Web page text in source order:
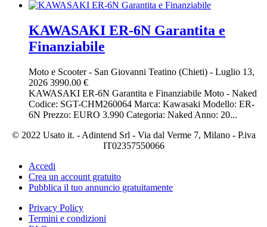
KAWASAKI ER-6N Garantita e
Finanziabile
Moto e Scooter- San Giovanni Teatino (Chieti) - Luglio 13,
2026 3990.00 €
KAWASAKI ER-6N Garantita e Finanziabile Moto - Naked
Codice: SGT-CHM260064 Marca: Kawasaki Modello: ER-
6N Prezzo: EURO 3.990 Categoria: Naked Anno: 20...
© 2022 Usato it. - Adintend Srl - Via dal Verme 7, Milano - P.iva
IT02357550066
Accedi
Crea un account gratuito
Pubblica il tuo annuncio gratuitamente
Privacy Policy
Termini e condizioni